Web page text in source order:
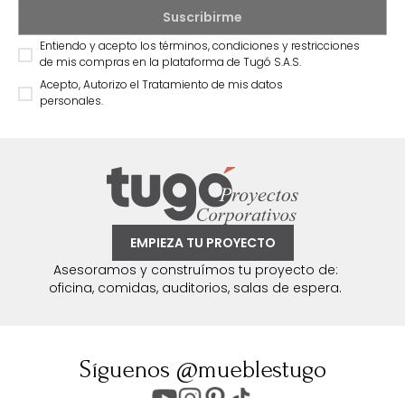
Entiendo y acepto los términos, condiciones y restricciones
de mis compras en la plataforma de Tugó S.A.S.
Acepto, Autorizo el Tratamiento de mis datos
personales.
EMPIEZA TU PROYECTO
Asesoramos y construímos tu proyecto de:
oficina, comidas, auditorios, salas de espera.
Síguenos @mueblestugo